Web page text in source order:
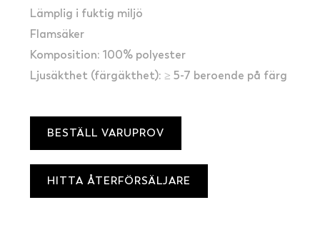
Lämplig i fuktig miljö
Flamsäker
Komposition: 100% polyester
Ljusäkthet (färgäkthet): ≥ 5-7 beroende på färg
BESTÄLL VARUPROV
HITTA ÅTERFÖRSÄLJARE